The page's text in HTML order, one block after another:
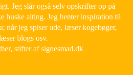
Jeg slår også selv opskrifter op på
huske alting. Jeg henter inspiration til
når jeg spiser ude, læser kogebøger,
blogs osv.
stifter af signesmad.dk